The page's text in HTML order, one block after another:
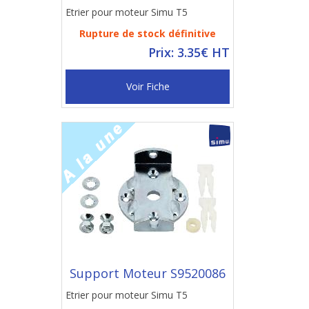
Etrier pour moteur Simu T5
Rupture de stock définitive
Prix: 3.35€ HT
Voir Fiche
Support Moteur S9520086
Etrier pour moteur Simu T5